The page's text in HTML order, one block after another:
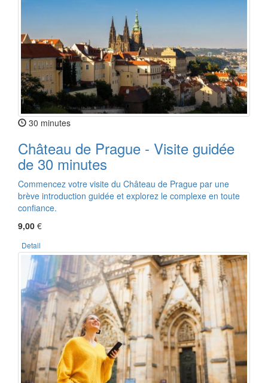
30 minutes
Château de Prague - Visite guidée
de 30 minutes
Commencez votre visite du Château de Prague par une
brève introduction guidée et explorez le complexe en toute
confiance.
9,00 €
Detail